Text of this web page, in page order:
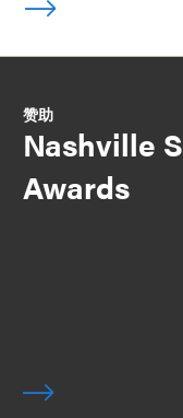
赞助
Nashville
Awards